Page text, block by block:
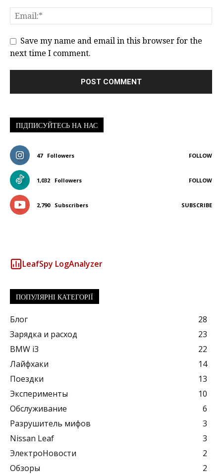
Save my name and email in this browser for the
next time I comment.
ПІДПИСУЙТЕСЬ НА НАС
47 Followers FOLLOW
1,032 Followers FOLLOW
2,790 Subscribers SUBSCRIBE
LeafSpy LogAnalyzer
ПОПУЛЯРНІ КАТЕГОРІЇ
Блог
28
Зарядка и расход
23
BMW i3
22
Лайфхаки
14
Поездки
13
Эксперименты
10
Обслуживание
6
Разрушитель мифов
3
Nissan Leaf
3
ЭлектроНовости
2
Обзоры
2